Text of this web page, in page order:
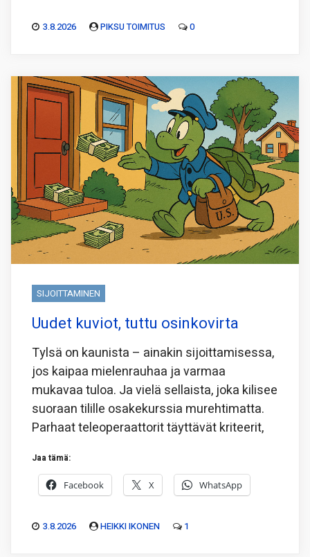
3.8.2026 PIKSU TOIMITUS 0
SIJOITTAMINEN
Uudet kuviot, tuttu osinkovirta
Tylsä on kaunista – ainakin sijoittamisessa,
jos kaipaa mielenrauhaa ja varmaa
mukavaa tuloa. Ja vielä sellaista, joka kilisee
suoraan tilille osakekurssia murehtimatta.
Parhaat teleoperaattorit täyttävät kriteerit,
Jaa tämä:
Facebook X WhatsApp
3.8.2026 HEIKKI IKONEN 1